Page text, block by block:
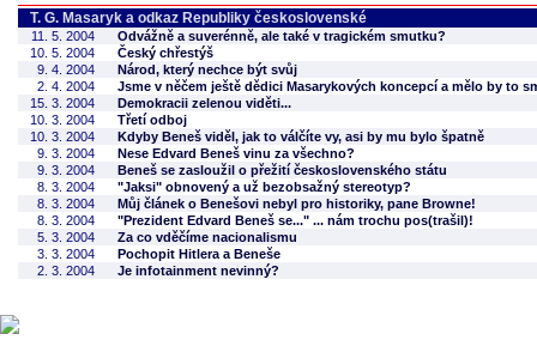
T. G. Masaryk a odkaz Republiky československé
11. 5. 2004
Odvážně a suverénně, ale také v tragickém smutku?
10. 5. 2004
Český chřestýš
9. 4. 2004
Národ, který nechce být svůj
2. 4. 2004
Jsme v něčem ještě dědici Masarykových koncepcí a mělo by to
15. 3. 2004
Demokracii zelenou viděti...
10. 3. 2004
Třetí odboj
10. 3. 2004
Kdyby Beneš viděl, jak to válčíte vy, asi by mu bylo špatně
9. 3. 2004
Nese Edvard Beneš vinu za všechno?
9. 3. 2004
Beneš se zasloužil o přežití československého státu
8. 3. 2004
"Jaksi" obnovený a už bezobsažný stereotyp?
8. 3. 2004
Můj článek o Benešovi nebyl pro historiky, pane Browne!
8. 3. 2004
"Prezident Edvard Beneš se..." ... nám trochu pos(trašil)!
5. 3. 2004
Za co vděčíme nacionalismu
3. 3. 2004
Pochopit Hitlera a Beneše
2. 3. 2004
Je infotainment nevinný?